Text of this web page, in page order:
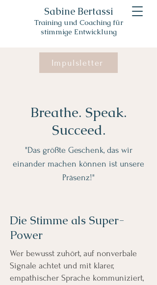
Sabine Bertassi
Training und Coaching für
stimmige Entwicklung
Impulsletter
Breathe. Speak.
Succeed.
"Das größte Geschenk, das wir
einander machen können ist unsere
Präsenz!"
Die Stimme als Super-
Power
Wer bewusst zuhört, auf nonverbale
Signale achtet und mit klarer,
empathischer Sprache kommuniziert,